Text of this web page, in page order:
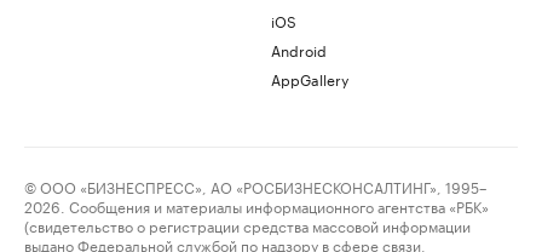
iOS
Android
AppGallery
© ООО «БИЗНЕСПРЕСС», АО «РОСБИЗНЕСКОНСАЛТИНГ», 1995–
2026. Сообщения и материалы информационного агентства «РБК»
(свидетельство о регистрации средства массовой информации
выдано Федеральной службой по надзору в сфере связи,